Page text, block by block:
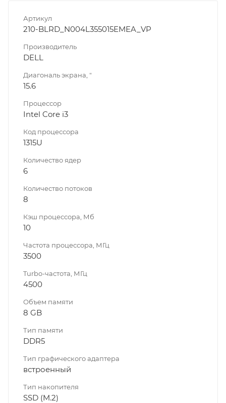
Артикул
210-BLRD_N004L355015EMEA_VP
Производитель
DELL
Диагональ экрана, "
15.6
Процессор
Intel Core i3
Код процессора
1315U
Количество ядер
6
Количество потоков
8
Кэш процессора, Мб
10
Частота процессора, МГц
3500
Turbo-частота, МГц
4500
Объем памяти
8 GB
Тип памяти
DDR5
Тип графического адаптера
встроенный
Тип накопителя
SSD (M.2)